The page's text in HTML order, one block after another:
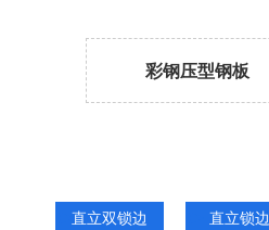
彩钢压型钢板
直立双锁边
直立锁边